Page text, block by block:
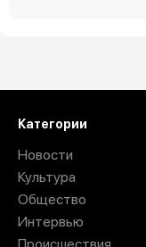
Категории
Новости
Культура
Общество
Интервью